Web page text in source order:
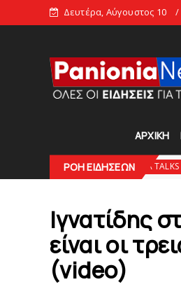
Δευτέρα, Αύγουστος 10
ΑΡΧΙΚΗ
ΡΟΗ ΕΙΔΗΣΕΩΝ
KARA TALKS «Kara
Ιγνατίδης
είναι οι
(video)